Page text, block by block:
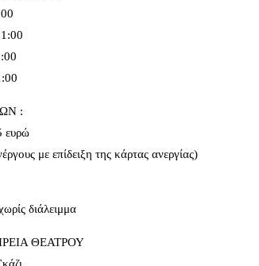
:
ευρώ
με επίδειξη της κάρτας ανεργίας)
διάλειμμα
ΘΕΑΤΡΟΥ